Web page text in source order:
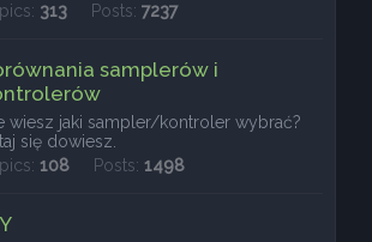
313 Posts: 7237
samplerów i
wiesz jaki sampler/kontroler wybrać?
się dowiesz.
108 Posts: 1498